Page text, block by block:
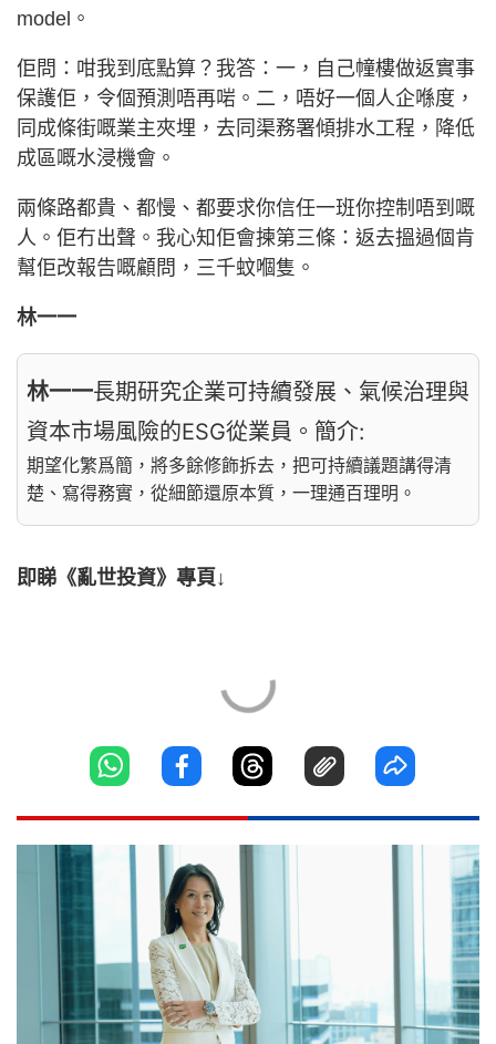
model。
佢問：咁我到底點算？我答：一，自己幢樓做返實事
保護佢，令個預測唔再啱。二，唔好一個人企喺度，
同成條街嘅業主夾埋，去同渠務署傾排水工程，降低
成區嘅水浸機會。
兩條路都貴、都慢、都要求你信任一班你控制唔到嘅
人。佢冇出聲。我心知佢會揀第三條：返去搵過個肯
幫佢改報告嘅顧問，三千蚊嗰隻。
林一一
林一一長期研究企業可持續發展、氣候治理與
資本市場風險的ESG從業員。簡介:
期望化繁爲簡，將多餘修飾拆去，把可持續議題講得清
楚、寫得務實，從細節還原本質，一理通百理明。
即睇《亂世投資》專頁↓